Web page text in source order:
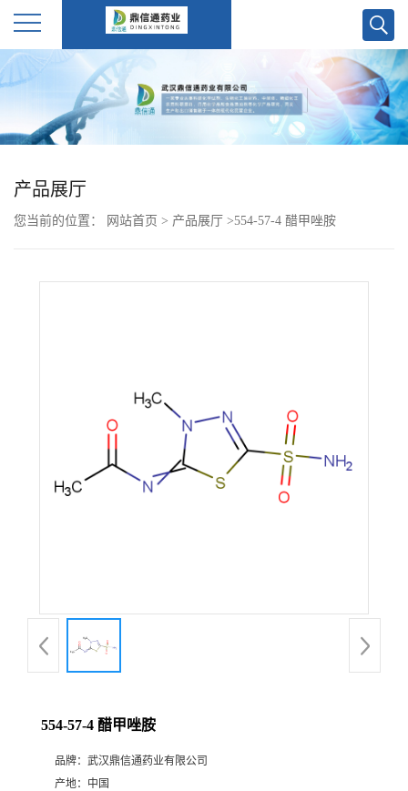
公
产
产品展厅
您当前的位置： 网站首页 > 产品展厅 >554-57-4 醋甲唑胺
554-57-4 醋甲唑胺
品牌： 武汉鼎信通药业有限公司
产地： 中国